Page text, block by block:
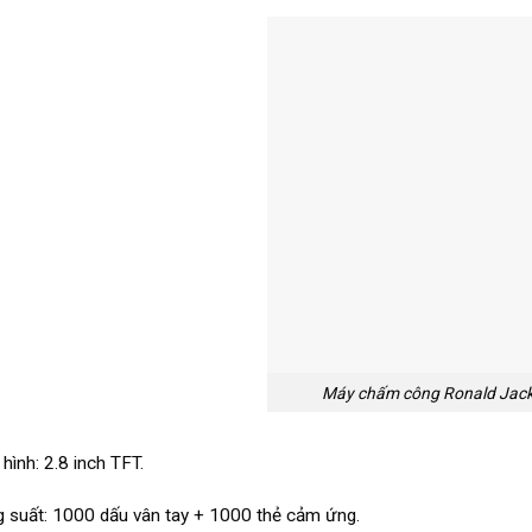
Máy chấm công Ronald
2.8 inch TFT.
suất: 1000 dấu vân tay + 1000 thẻ cảm ứng.